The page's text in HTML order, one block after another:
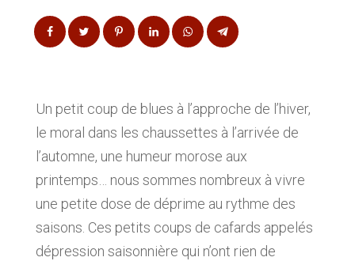
Un petit coup de blues à l’approche de l’hiver,
le moral dans les chaussettes à l’arrivée de
l’automne, une humeur morose aux
printemps… nous sommes nombreux à vivre
une petite dose de déprime au rythme des
saisons. Ces petits coups de cafards appelés
dépression saisonnière qui n’ont rien de